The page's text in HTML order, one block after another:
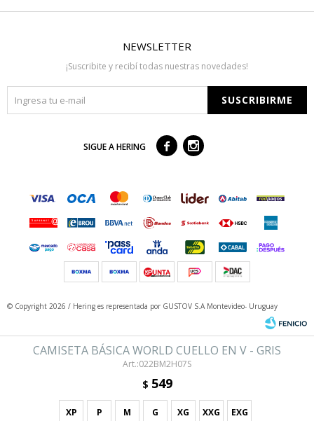
CAMISETA BÁSICA WORLD CUELLO EN V - GRIS
022BM2H07S
$ 549
XP P M G XG XXG EXG
NEWSLETTER
¡Suscribite y recibí todas nuestras novedades!
SUSCRIBIRME
SIGUE A HERING  
© Copyright 2026 / Hering es representada por GUSTOV S.A Montevideo- Uruguay